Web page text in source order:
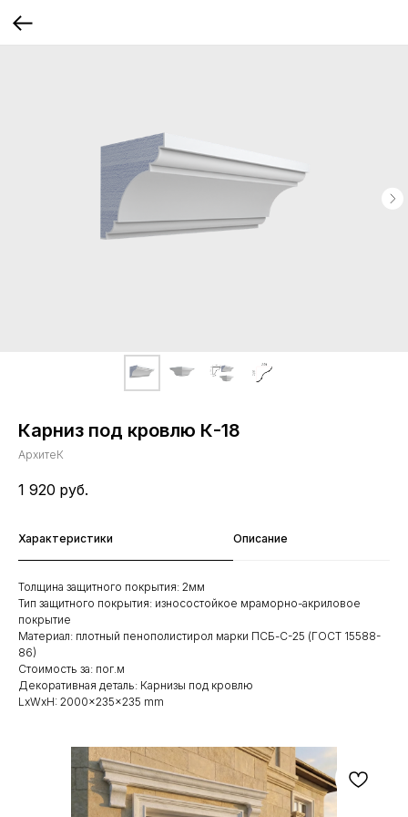
Карниз под кровлю К-18
АрхитеК
1 920 руб.
Характеристики Описание
Толщина защитного покрытия: 2мм
Тип защитного покрытия: износостойкое мраморно-акриловое
покрытие
Материал: плотный пенополистирол марки ПСБ-С-25 (ГОСТ 15588-
86)
Стоимость за: пог.м
Декоративная деталь: Карнизы под кровлю
LxWxH: 2000x235x235 mm